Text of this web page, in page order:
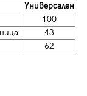
Универсален
100
43
62